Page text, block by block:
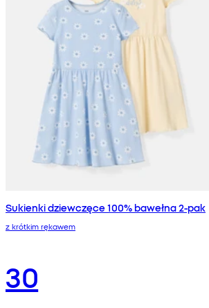
Sukienki dziewczęce 100% bawełna 2-pak
z krótkim rękawem
30